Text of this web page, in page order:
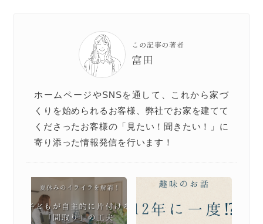
この記事の著者
富田
ホームページやSNSを通して、これから家づ
くりを始められるお客様、弊社でお家を建てて
くださったお客様の「見たい！聞きたい！」に
寄り添った情報発信を行います！